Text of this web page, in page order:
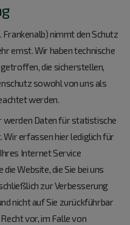
Frankenalb) nimmt den Schutz
ernst. Wir haben technische
die sicherstellen,
sowohl von uns als
werden.
werden Daten für statistische
Wir erfassen hier lediglich für
Internet Service
Website, die Sie bei uns
zur Verbesserung
nicht auf Sie zurückführbar
vor, im Falle von